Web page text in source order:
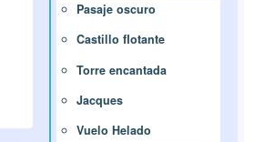
Pasaje oscuro
Castillo flotante
Torre encantada
Jacques
Vuelo Helado